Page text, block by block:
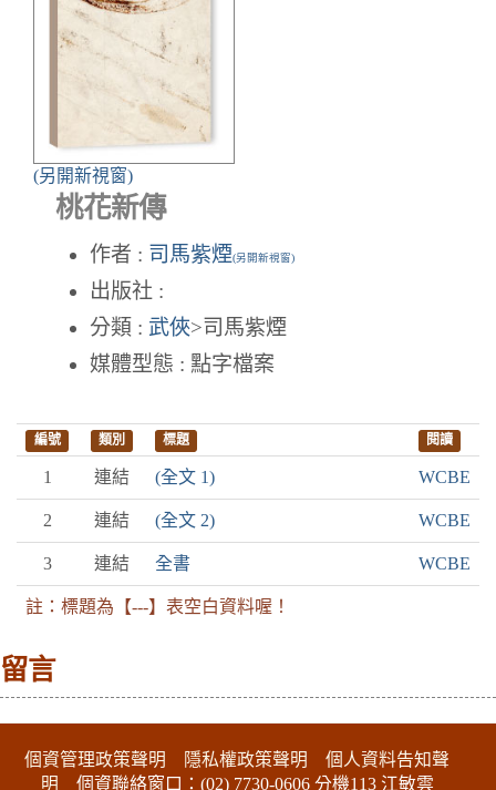
(另開新視窗)
桃花新傳
作者 : 司馬紫煙(另開新視窗)
出版社 :
分類 : 武俠>司馬紫煙
媒體型態 : 點字檔案
編號 類別 標題 閱讀
1 連結 (全文 1) WCBE
2 連結 (全文 2) WCBE
3 連結 全書 WCBE
註：標題為【---】表空白資料喔！
留言
個資管理政策聲明 隱私權政策聲明
個人資料告知聲
明 個資聯絡窗口：(02) 7730-0606 分機113 江敏雲